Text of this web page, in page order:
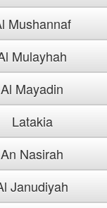
Mushannaf
Mulayhah
Al Mayadin
Latakia
An Nasirah
Janudiyah